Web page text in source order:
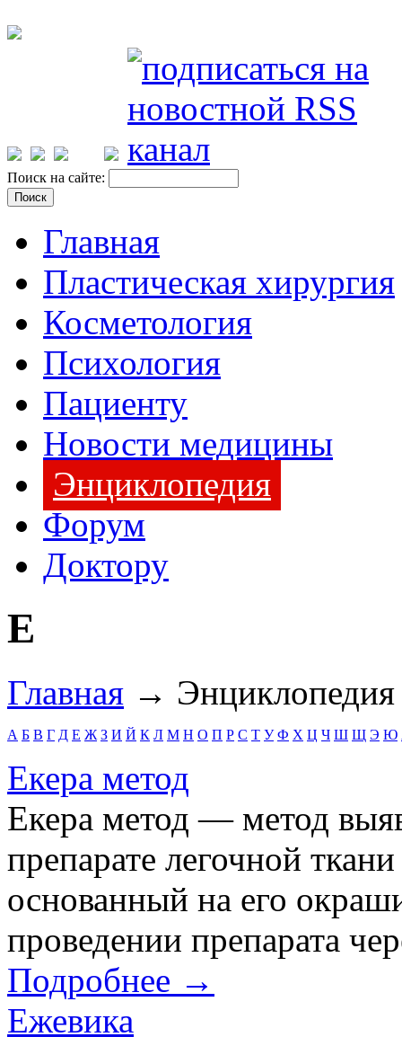
Поиск на сайте:
Главная
Пластическая хирургия
Косметология
Психология
Пациенту
Новости медицины
Энциклопедия
Форум
Доктору
Е
Главная →
А Б В Г Д Е Ж З И Й К Л М Н О П Р С Т У Ф Х Ц Ч Ш Щ Э Ю
Екера метод
Екера метод — метод
препарате легочной
основанный на его
проведении препарата
Подробнее →
Ежевика